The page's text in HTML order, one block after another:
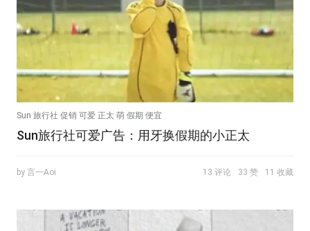
Sun 旅行社 促销 可爱 正太 萌 假期 便宜
Sun旅行社可爱广告：用牙换假期的小正太
by 言一Aoi 13 评论 33 赞 11 收藏